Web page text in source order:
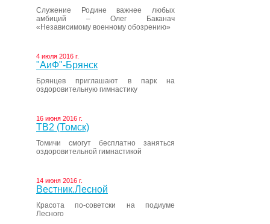
Служение Родине важнее любых
амбиций – Олег Баканач
«Независимому военному обозрению»
4 июля 2016 г.
"АиФ"-Брянск
Брянцев приглашают в парк на
оздоровительную гимнастику
16 июня 2016 г.
ТВ2 (Томск)
Томичи смогут бесплатно заняться
оздоровительной гимнастикой
14 июня 2016 г.
Вестник.Лесной
Красота по-советски на подиуме
Лесного